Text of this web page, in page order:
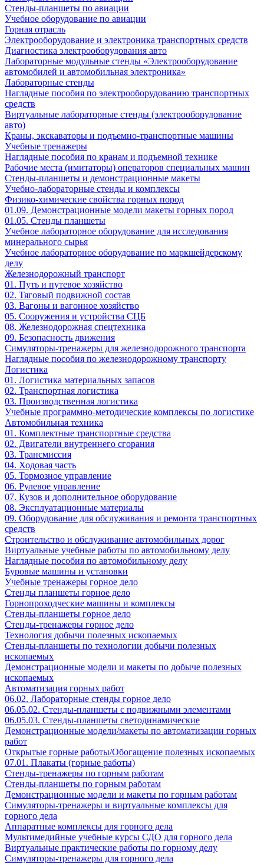
Стенды-планшеты по авиации
Учебное оборудование по авиации
Горная отрасль
Электрооборудование и электроника транспортных средств
Диагностика электрооборудования авто
Лабораторные модульные стенды «Электрооборудование
автомобилей и автомобильная электроника»
Лабораторные стенды
Наглядные пособия по электрооборудованию транспортных
средств
Виртуальные лабораторные стенды (электрооборудование
авто)
Краны, экскаваторы и подъемно-транспортные машины
Учебные тренажеры
Наглядные пособия по кранам и подъемной технике
Рабочие места (имитаторы) операторов специальных машин
Стенды-планшеты и демонстрационные макеты
Учебно-лабораторные стенды и комплексы
Физико-химические свойства горных пород
01.09. Демонстрационные модели макеты горных пород
01.05. Стенды планшеты
Учебное лабораторное оборудование для исследования
минерального сырья
Учебное лабораторное оборудование по маркшейдерскому
делу
Железнодорожный транспорт
01. Путь и путевое хозяйство
02. Тяговый подвижной состав
03. Вагоны и вагонное хозяйство
05. Сооружения и устройства СЦБ
08. Железнодорожная спецтехника
09. Безопасность движения
Симуляторы-тренажеры для железнодорожного транспорта
Наглядные пособия по железнодорожному транспорту
Логистика
01. Логистика материальных запасов
02. Транспортная логистика
03. Производственная логистика
Учебные программно-методические комплексы по логистике
Автомобильная техника
01. Комплектные транспортные средства
02. Двигатели внутреннего сгорания
03. Трансмиссия
04. Ходовая часть
05. Тормозное управление
06. Рулевое управление
07. Кузов и дополнительное оборудование
08. Эксплуатационные материалы
09. Оборудование для обслуживания и ремонта транспортных
средств
Строительство и обслуживание автомобильных дорог
Виртуальные учебные работы по автомобильному делу
Наглядные пособия по автомобильному делу
Буровые машины и установки
Учебные тренажеры горное дело
Стенды планшеты горное дело
Горнопроходческие машины и комплексы
Стенды-планшеты горное дело
Стенды-тренажеры горное дело
Технология добычи полезных ископаемых
Стенды-планшеты по технологии добычи полезных
ископаемых
Демонстрационные модели и макеты по добыче полезных
ископаемых
Автоматизация горных работ
06.02. Лабораторные стенды горное дело
06.05.02. Стенды-планшеты с подвижными элементами
06.05.03. Стенды-планшеты светодинамические
Демонстрационные модели/макеты по автоматизации горных
работ
Открытые горные работы/Обогащение полезных ископаемых
07.01. Плакаты (горные работы)
Стенды-тренажеры по горным работам
Стенды-планшеты по горным работам
Демонстрационные модели и макеты по горным работам
Симуляторы-тренажеры и виртуальные комплексы для
горного дела
Аппаратные комплексы для горного дела
Мультимедийные учебные курсы СДО для горного дела
Виртуальные практические работы по горному делу
Симуляторы-тренажеры для горного дела